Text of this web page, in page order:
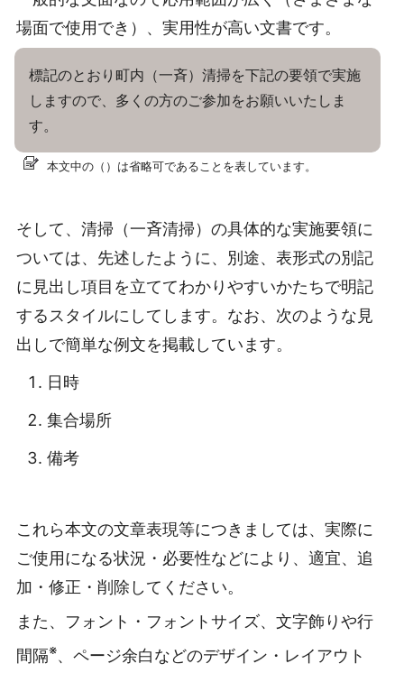
場面で使用でき）、実用性が高い文書です。
標記のとおり町内（一斉）清掃を下記の要領で実施
しますので、多くの方のご参加をお願いいたしま
す。
本文中の（）は省略可であることを表しています。
そして、清掃（一斉清掃）の具体的な実施要領に
ついては、先述したように、別途、表形式の別記
に見出し項目を立ててわかりやすいかたちで明記
するスタイルにしてします。なお、次のような見
出しで簡単な例文を掲載しています。
日時
集合場所
備考
これら本文の文章表現等につきましては、実際に
ご使用になる状況・必要性などにより、適宜、追
加・修正・削除してください。
また、フォント・フォントサイズ、文字飾りや行
間隔※、ページ余白などのデザイン・レイアウト